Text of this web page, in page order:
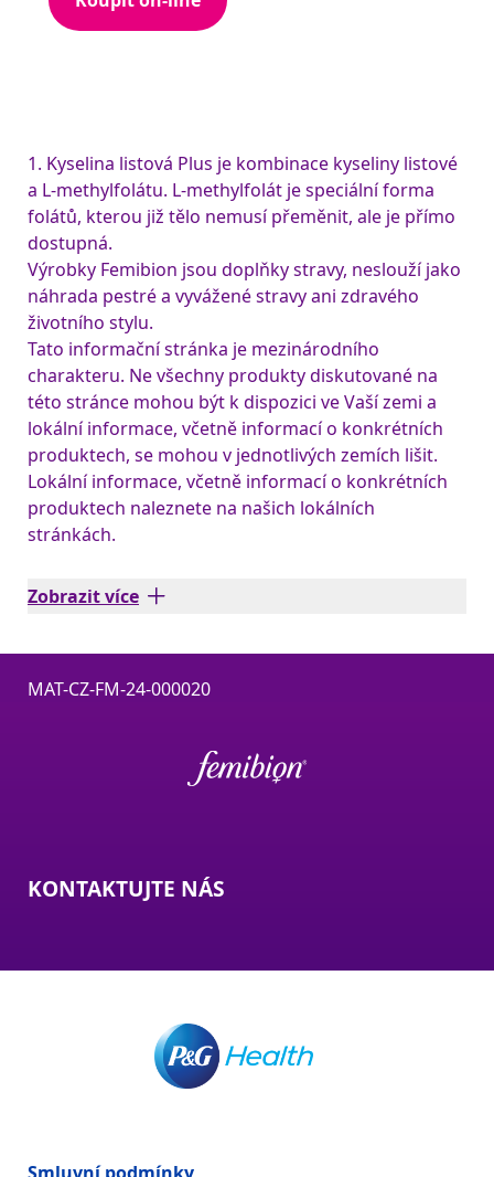
Zobrazit více
1. Kyselina listová Plus je kombinace kyseliny listové
a L-methylfolátu. L-methylfolát je speciální forma
folátů, kterou již tělo nemusí přeměnit, ale je přímo
dostupná.
Výrobky Femibion jsou doplňky stravy, neslouží jako
náhrada pestré a vyvážené stravy ani zdravého
životního stylu.
Tato informační stránka je mezinárodního
charakteru. Ne všechny produkty diskutované na
této stránce mohou být k dispozici ve Vaší zemi a
lokální informace, včetně informací o konkrétních
produktech, se mohou v jednotlivých zemích lišit.
Lokální informace, včetně informací o konkrétních
produktech naleznete na našich lokálních
stránkách.
MAT-CZ-FM-24-000020
KONTAKTUJTE NÁS